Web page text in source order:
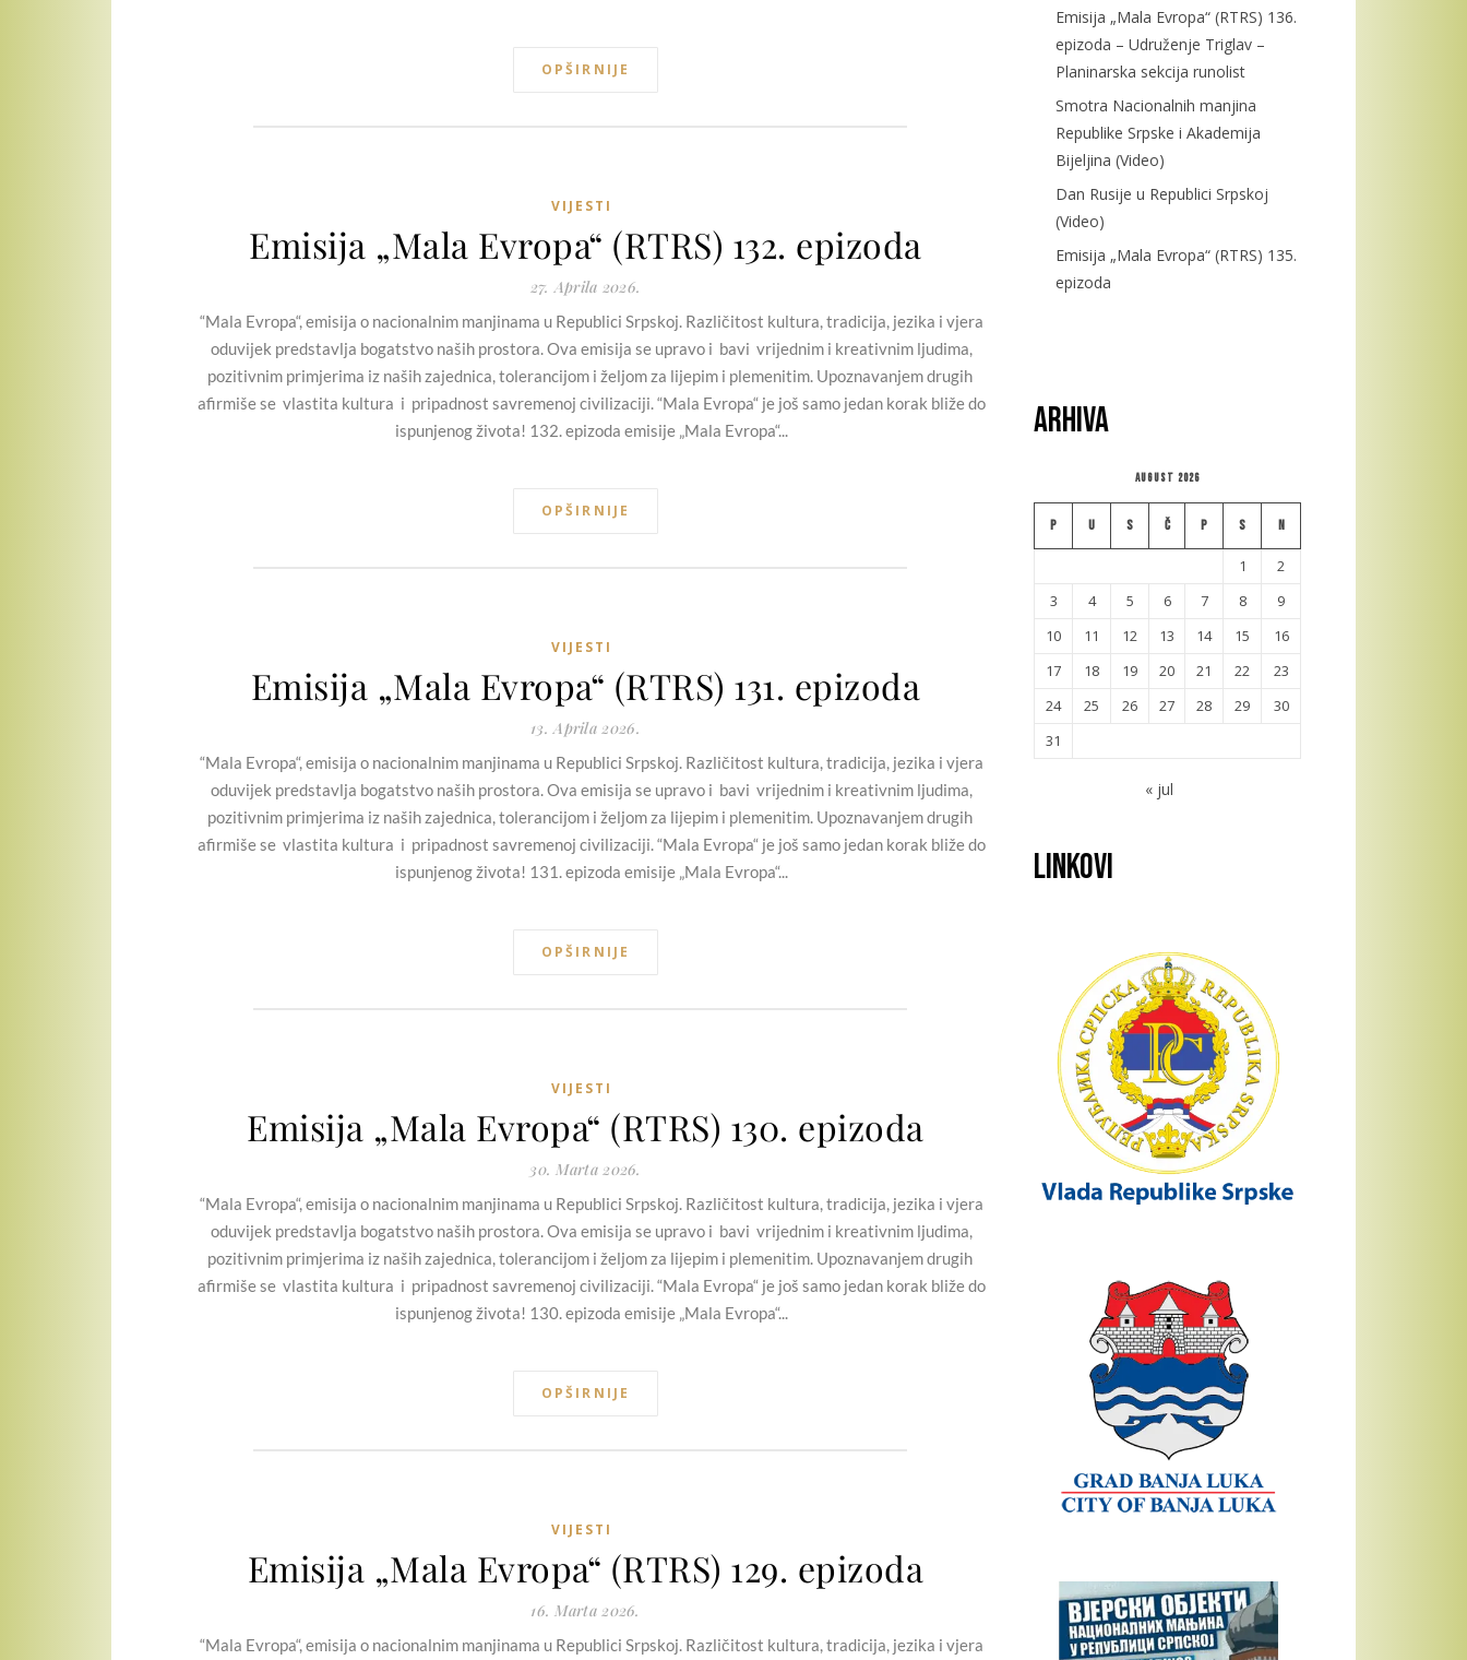
OPŠIRNIJE
VIJESTI
Emisija „Mala Evropa“ (RTRS) 132. epizoda
27. Aprila 2026.
“Mala Evropa“, emisija o nacionalnim manjinama u Republici Srpskoj. Različitost kultura, tradicija, jezika i vjera
oduvijek predstavlja bogatstvo naših prostora. Ova emisija se upravo i bavi vrijednim i kreativnim ljudima,
pozitivnim primjerima iz naših zajednica, tolerancijom i željom za lijepim i plemenitim. Upoznavanjem drugih
afirmiše se vlastita kultura i pripadnost savremenoj civilizaciji. “Mala Evropa“ je još samo jedan korak bliže do
ispunjenog života! 132. epizoda emisije „Mala Evropa“...
OPŠIRNIJE
VIJESTI
Emisija „Mala Evropa“ (RTRS) 131. epizoda
13. Aprila 2026.
“Mala Evropa“, emisija o nacionalnim manjinama u Republici Srpskoj. Različitost kultura, tradicija, jezika i vjera
oduvijek predstavlja bogatstvo naših prostora. Ova emisija se upravo i bavi vrijednim i kreativnim ljudima,
pozitivnim primjerima iz naših zajednica, tolerancijom i željom za lijepim i plemenitim. Upoznavanjem drugih
afirmiše se vlastita kultura i pripadnost savremenoj civilizaciji. “Mala Evropa“ je još samo jedan korak bliže do
ispunjenog života! 131. epizoda emisije „Mala Evropa“...
OPŠIRNIJE
VIJESTI
Emisija „Mala Evropa“ (RTRS) 130. epizoda
30. Marta 2026.
“Mala Evropa“, emisija o nacionalnim manjinama u Republici Srpskoj. Različitost kultura, tradicija, jezika i vjera
oduvijek predstavlja bogatstvo naših prostora. Ova emisija se upravo i bavi vrijednim i kreativnim ljudima,
pozitivnim primjerima iz naših zajednica, tolerancijom i željom za lijepim i plemenitim. Upoznavanjem drugih
afirmiše se vlastita kultura i pripadnost savremenoj civilizaciji. “Mala Evropa“ je još samo jedan korak bliže do
ispunjenog života! 130. epizoda emisije „Mala Evropa“...
OPŠIRNIJE
VIJESTI
Emisija „Mala Evropa“ (RTRS) 129. epizoda
16. Marta 2026.
“Mala Evropa“, emisija o nacionalnim manjinama u Republici Srpskoj. Različitost kultura, tradicija, jezika i vjera
Emisija „Mala Evropa“ (RTRS) 136.
epizoda – Udruženje Triglav –
Planinarska sekcija runolist
Smotra Nacionalnih manjina
Republike Srpske i Akademija
Bijeljina (Video)
Dan Rusije u Republici Srpskoj
(Video)
Emisija „Mala Evropa“ (RTRS) 135.
epizoda
Arhiva
August 2026
P U S Č P S N
1
2
3
4 5 6 7 8
9
10
11 12 13 14 15
16
17
18 19 20 21 22
23
24
25 26 27 28 29
30
31
« jul
Linkovi